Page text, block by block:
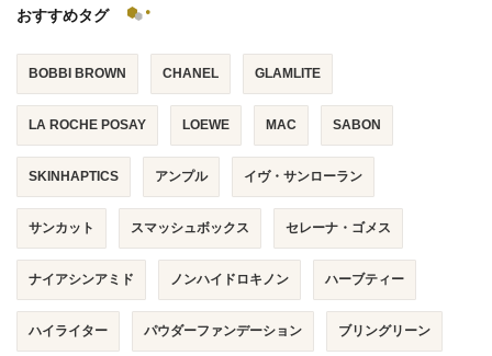
おすすめタグ
BOBBI BROWN CHANEL GLAMLITE
LA ROCHE POSAY LOEWE MAC SABON
SKINHAPTICS アンプル イヴ・サンローラン
サンカット スマッシュボックス セレーナ・ゴメス
ナイアシンアミド ノンハイドロキノン ハーブティー
ハイライター パウダーファンデーション ブリングリーン